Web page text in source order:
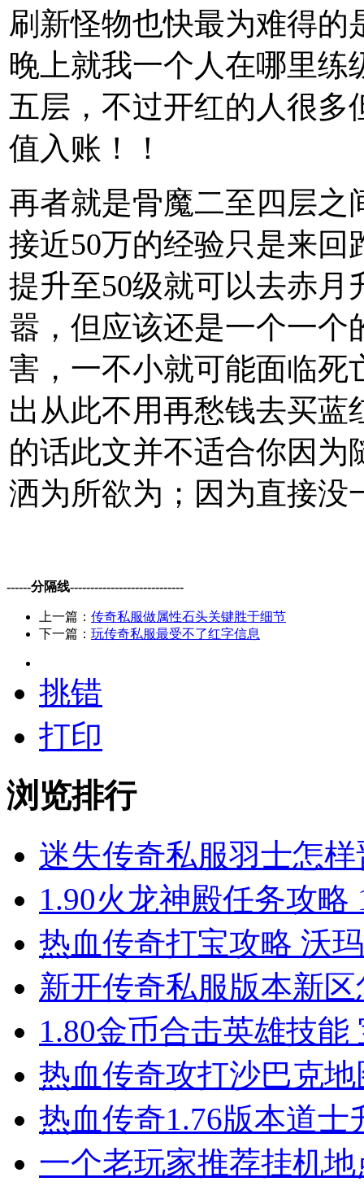
刷新怪物也快最为难得的
晚上就我一个人在哪里练
五层，不过开红的人很多
值入账！！
再者就是骨魔二至四层之
接近50万的经验只是来
提升至50级就可以去赤
嚣，但应该还是一个一个
害，一不小就可能面临死
出从此不用再愁钱去买蓝
的话此文并不适合你因为
洒为所欲为；因为直接没
------分隔线----------------------------
上一篇： 传奇私服做属性石头关键胜于细节
下一篇： 玩传奇私服最受不了红字信息
挑错
打印
浏览排行
迷失传奇私服羽士怎
1.90火龙神殿任务攻略
热血传奇打宝攻略 沃
新开传奇私服版本新
1.80金币合击英雄技能
热血传奇攻打沙巴克
热血传奇1.76版本道士
一个老玩家推荐挂机地